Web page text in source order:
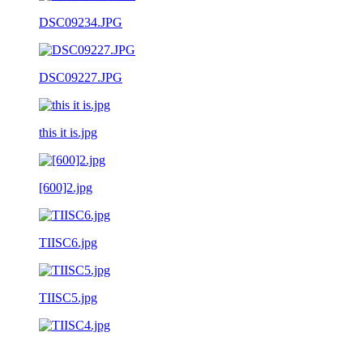
DSC09234.JPG
DSC09227.JPG
this it is.jpg
[600]2.jpg
TIISC6.jpg
TIISC5.jpg